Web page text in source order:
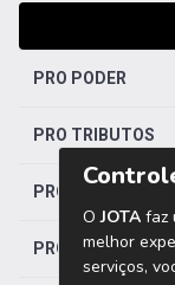
PRO PODER
PRO TRIBUTOS
PRO TRABALHISTA
PRO SAÚDE